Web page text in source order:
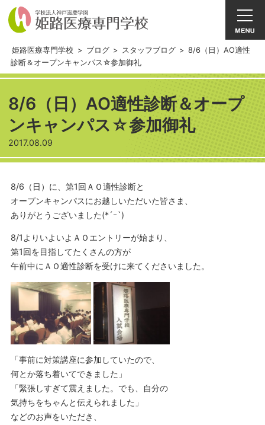
姫路医療専門学校 > ブログ > スタッフブログ > 8/6（日）AO適性
診断＆オープンキャンパス☆参加御礼
8/6（日）AO適性診断＆オープ
ンキャンパス☆参加御礼
2017.08.09
8/6（日）に、第1回ＡＯ適性診断と
オープンキャンパスにお越しいただいた皆さま、
ありがとうございました(*´ｰ`)
8/1よりいよいよＡＯエントリーが始まり、
第1回を目指してたくさんの方が
午前中にＡＯ適性診断を受けに来てくださいました。
「事前に対策講座に参加していたので、
何とか落ち着いてできました」
「緊張しすぎて震えました。でも、自分の
気持ちをちゃんと伝えられました」
などのお声をいただき、